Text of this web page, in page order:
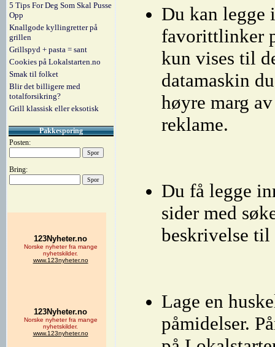
5 Tips For Deg Som Skal Pusse
Opp
Knallgode kyllingretter på
grillen
Grillspyd + pasta = sant
Cookies på Lokalstarten.no
Smak til folket
Blir det billigere med
totalforsikring?
Grill klassisk eller eksotisk
Pakkesporing
Posten:
Bring:
Du kan legge
favorittlinker
kun vises til
datamaskin
høyre marg
reklame.
Du få legge
sider med
beskrivelse
Lage en
påmidelser.